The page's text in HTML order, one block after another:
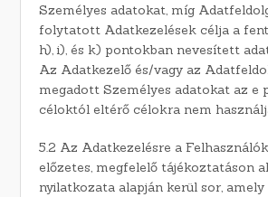
Személyes adatokat, míg
folytatott Adatkezelések célja a fenti
h), i), és k) pontokban nevesített
Az Adatkezelő és/vagy az
megadott Személyes adatokat az e
céloktól eltérő célokra nem
5.2 Az Adatkezelésre a
előzetes, megfelelő tájékoztatáson
nyilatkozata alapján kerül sor,